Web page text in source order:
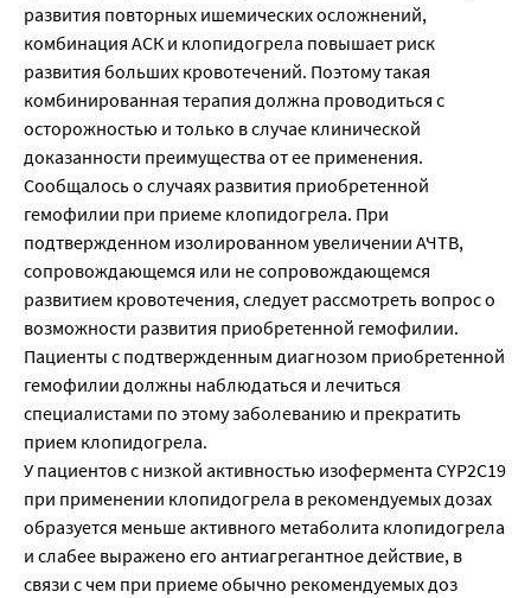
развития повторных ишемических осложнений,
комбинация АСК и клопидогрела повышает риск
развития больших кровотечений. Поэтому такая
комбинированная терапия должна проводиться с
осторожностью и только в случае клинической
доказанности преимущества от ее применения.
Сообщалось о случаях развития приобретенной
гемофилии при приеме клопидогрела. При
подтвержденном изолированном увеличении АЧТВ,
сопровождающемся или не сопровождающемся
развитием кровотечения, следует рассмотреть вопрос о
возможности развития приобретенной гемофилии.
Пациенты с подтвержденным диагнозом приобретенной
гемофилии должны наблюдаться и лечиться
специалистами по этому заболеванию и прекратить
прием клопидогрела.
У пациентов с низкой активностью изофермента CYP2C19
при применении клопидогрела в рекомендуемых дозах
образуется меньше активного метаболита клопидогрела
и слабее выражено его антиагрегантное действие, в
связи с чем при приеме обычно рекомендуемых доз